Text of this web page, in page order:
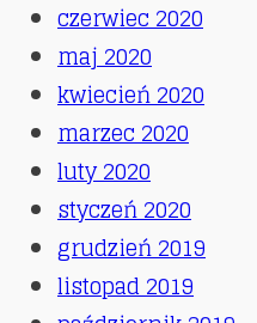
czerwiec 2020
maj 2020
kwiecień 2020
marzec 2020
luty 2020
styczeń 2020
grudzień 2019
listopad 2019